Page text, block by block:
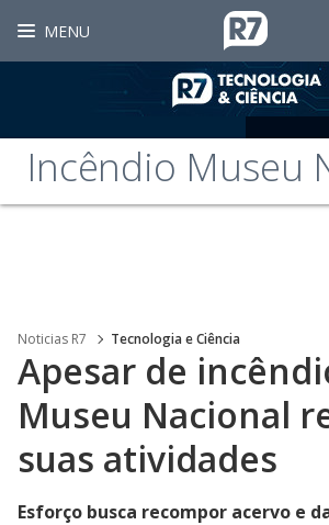
MENU
Incêndio Museu
Noticias R7 Tecnologia e Ciência
Apesar de
Museu Nacional
suas atividades
Esforço busca recompor acervo e